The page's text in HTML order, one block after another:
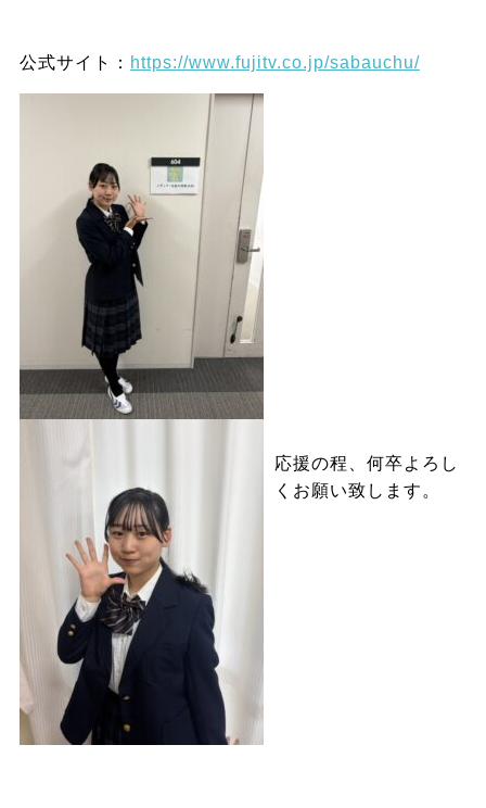
公式サイト： https://www.fujitv.co.jp/sabauchu/
応援の程、何卒よろし
くお願い致します。